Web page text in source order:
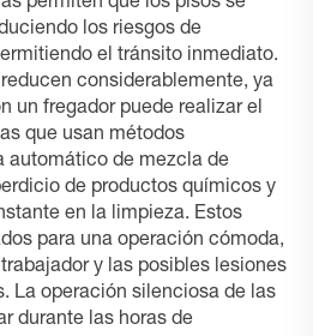
los riesgos de
el tránsito inmediato.
considerablemente, ya
un fregador puede realizar el
que usan métodos
automático de mezcla de
de productos químicos y
en la limpieza. Estos
para una operación cómoda,
y las posibles lesiones
La operación silenciosa de las
durante las horas de